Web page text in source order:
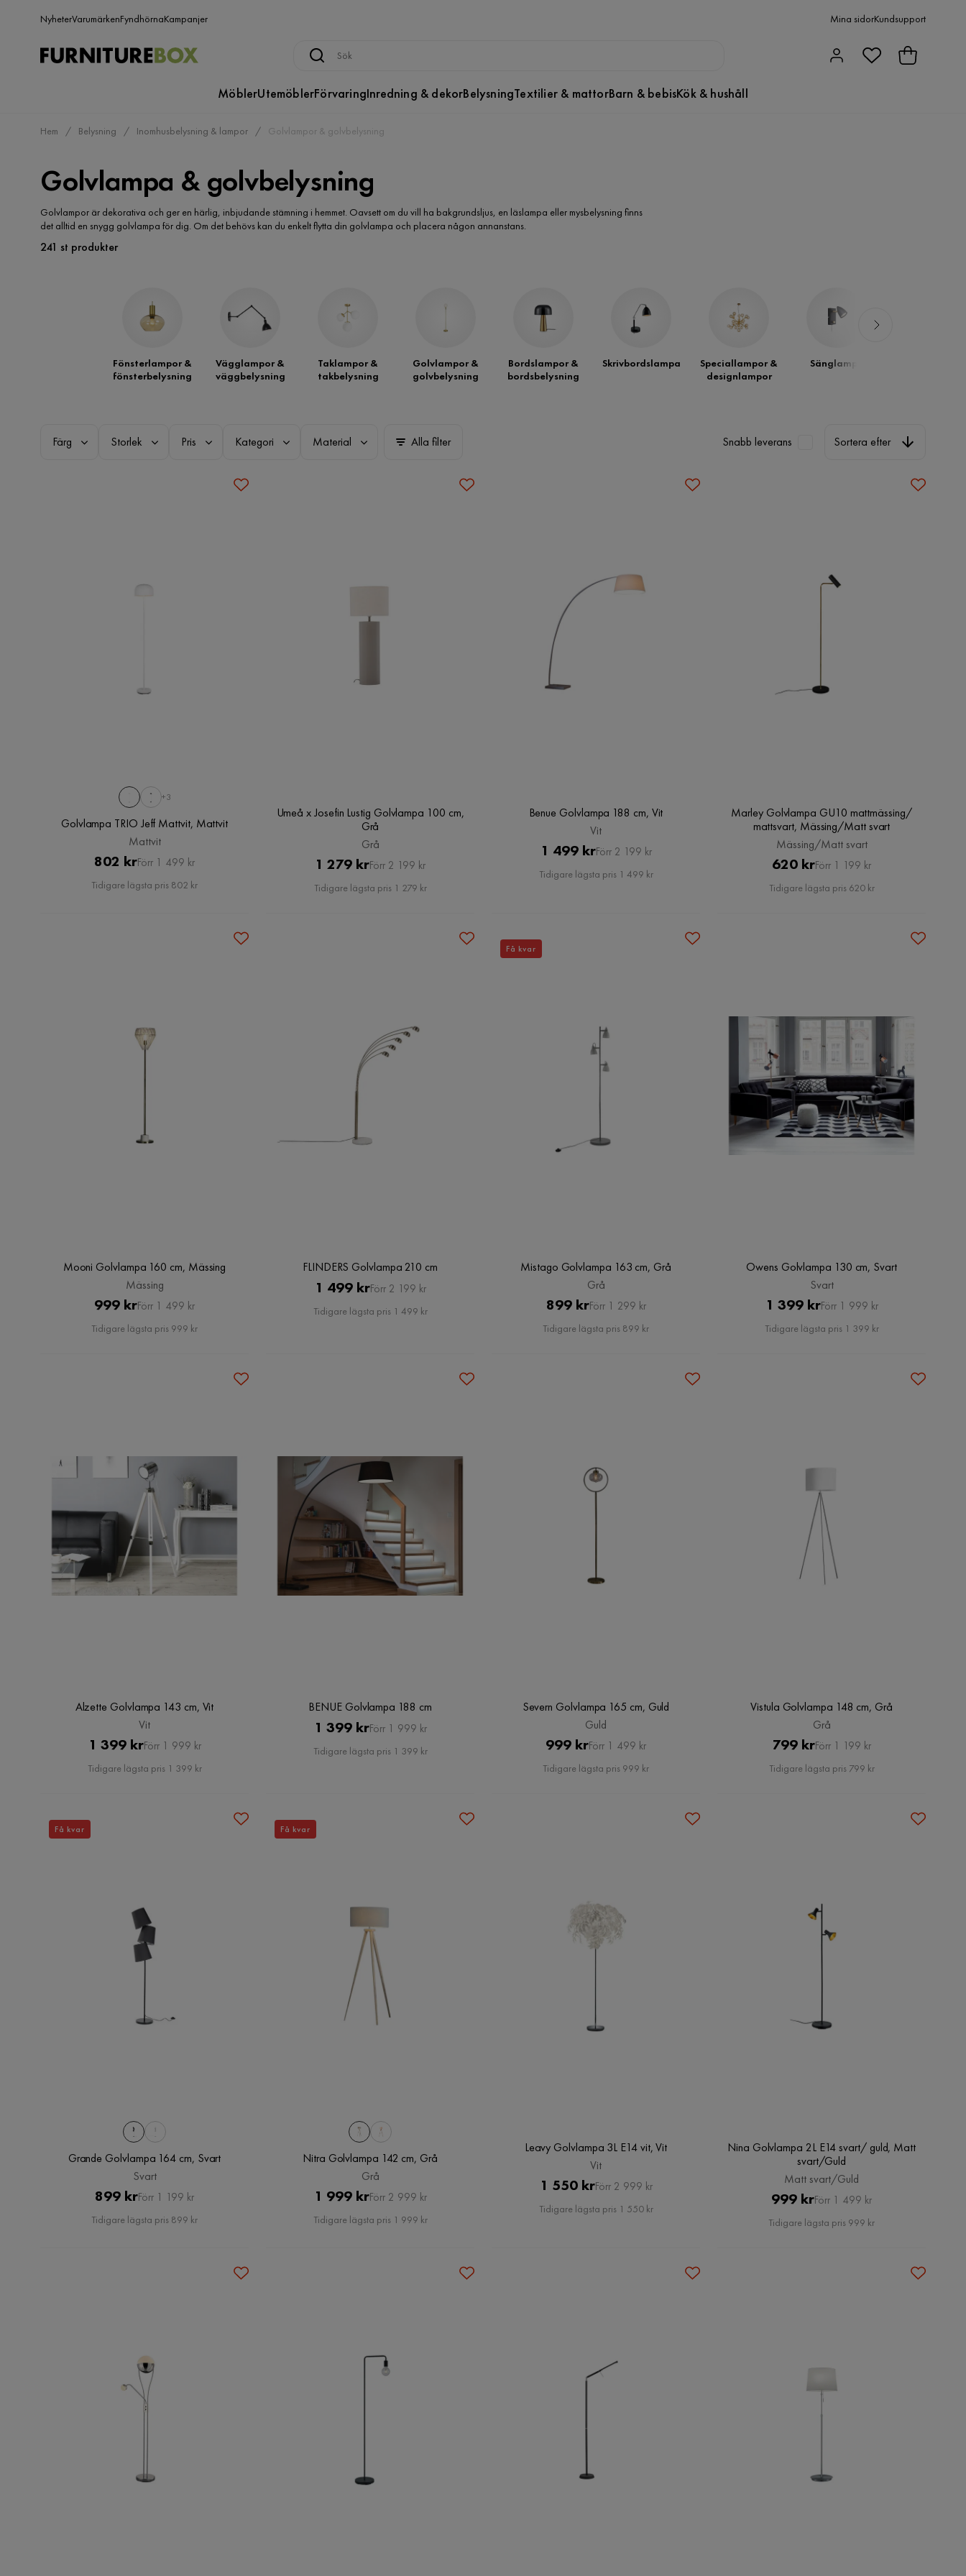
NyheterVarumärkenFyndhörnaKampanjer Mina sidorKundsupport
MöblerUtemöblerFörvaringInredning & dekorBelysningTextilier & mattorBarn & bebisKök & hushåll
Hem Belysning Inomhusbelysning & lampor Golvlampor & golvbelysning
Golvlampa & golvbelysning
Golvlampor är dekorativa och ger en härlig, inbjudande stämning i hemmet. Oavsett om du vill ha bakgrundsljus, en läslampa eller mysbelysning finns
det alltid en snygg golvlampa för dig. Om det behövs kan du enkelt flytta din golvlampa och placera någon annanstans.
241 st produkter
Fönsterlampor &
fönsterbelysning
Vägglampor &
väggbelysning
Taklampor &
takbelysning
Golvlampor &
golvbelysning
Bordslampor &
bordsbelysning
Skrivbordslampa
Speciallampor &
designlampor
Sänglampa
Färg Storlek Pris Kategori Material Alla filter Snabb leverans Sortera efter
+3
Golvlampa TRIO Jeff Mattvit, Mattvit
Mattvit
Pris
802 kr Original
Pris
Förr 1 499 kr
Tidigare lägsta pris 802 kr
Umeå x Josefin Lustig Golvlampa 100 cm,
Grå
Grå
Pris
1 279 krOriginal
Pris
Förr 2 199 kr
Tidigare lägsta pris 1 279 kr
Benue Golvlampa 188 cm, Vit
Vit
Pris
1 499 krOriginal
Pris
Förr 2 199 kr
Tidigare lägsta pris 1 499 kr
Marley Golvlampa GU10 mattmässing/
mattsvart, Mässing/Matt svart
Mässing/Matt svart
Pris
620 kr Original
Pris
Förr 1 199 kr
Tidigare lägsta pris 620 kr
Mooni Golvlampa 160 cm, Mässing
Mässing
Pris
999 kr Original
Pris
Förr 1 499 kr
Tidigare lägsta pris 999 kr
FLINDERS Golvlampa 210 cm
Pris
1 499 krOriginal
Pris
Förr 2 199 kr
Tidigare lägsta pris 1 499 kr
Mistago Golvlampa 163 cm, Grå
Grå
Pris
899 kr Original
Pris
Förr 1 299 kr
Tidigare lägsta pris 899 kr
Få kvar
Owens Golvlampa 130 cm, Svart
Svart
Pris
1 399 krOriginal
Pris
Förr 1 999 kr
Tidigare lägsta pris 1 399 kr
Alzette Golvlampa 143 cm, Vit
Vit
Pris
1 399 krOriginal
Pris
Förr 1 999 kr
Tidigare lägsta pris 1 399 kr
BENUE Golvlampa 188 cm
Pris
1 399 krOriginal
Pris
Förr 1 999 kr
Tidigare lägsta pris 1 399 kr
Severn Golvlampa 165 cm, Guld
Guld
Pris
999 kr Original
Pris
Förr 1 499 kr
Tidigare lägsta pris 999 kr
Vistula Golvlampa 148 cm, Grå
Grå
Pris
799 kr Original
Pris
Förr 1 199 kr
Tidigare lägsta pris 799 kr
Grande Golvlampa 164 cm, Svart
Svart
Pris
899 kr Original
Pris
Förr 1 199 kr
Tidigare lägsta pris 899 kr
Få kvar
Nitra Golvlampa 142 cm, Grå
Grå
Pris
1 999 krOriginal
Pris
Förr 2 999 kr
Tidigare lägsta pris 1 999 kr
Få kvar
Leavy Golvlampa 3L E14 vit, Vit
Vit
Pris
1 550 krOriginal
Pris
Förr 2 999 kr
Tidigare lägsta pris 1 550 kr
Nina Golvlampa 2L E14 svart/ guld, Matt
svart/Guld
Matt svart/Guld
Pris
999 kr Original
Pris
Förr 1 499 kr
Tidigare lägsta pris 999 kr